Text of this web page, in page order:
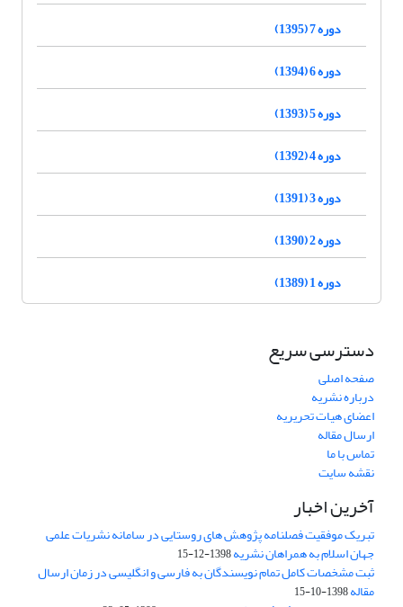
دوره 7 (1395)
دوره 6 (1394)
دوره 5 (1393)
دوره 4 (1392)
دوره 3 (1391)
دوره 2 (1390)
دوره 1 (1389)
دسترسی سریع
صفحه اصلی
درباره نشریه
اعضای هیات تحریریه
ارسال مقاله
تماس با ما
نقشه سایت
آخرین اخبار
تبریک موفقیت فصلنامه پژوهش های روستایی در سامانه نشریات علمی
جهان اسلام به همراهان نشریه1398-12-15
ثبت مشخصات کامل تمام نویسندگان به فارسی و انگلیسی در زمان ارسال
مقاله1398-10-15